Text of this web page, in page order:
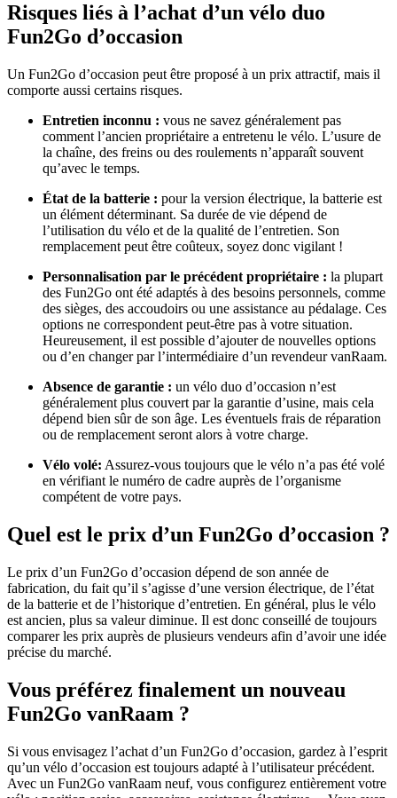
Risques liés à l’achat d’un vélo duo
Fun2Go d’occasion
Un Fun2Go d’occasion peut être proposé à un prix attractif, mais il
comporte aussi certains risques.
Entretien inconnu : vous ne savez généralement pas
comment l’ancien propriétaire a entretenu le vélo. L’usure de
la chaîne, des freins ou des roulements n’apparaît souvent
qu’avec le temps.
État de la batterie : pour la version électrique, la batterie est
un élément déterminant. Sa durée de vie dépend de
l’utilisation du vélo et de la qualité de l’entretien. Son
remplacement peut être coûteux, soyez donc vigilant !
Personnalisation par le précédent propriétaire : la plupart
des Fun2Go ont été adaptés à des besoins personnels, comme
des sièges, des accoudoirs ou une assistance au pédalage. Ces
options ne correspondent peut-être pas à votre situation.
Heureusement, il est possible d’ajouter de nouvelles options
ou d’en changer par l’intermédiaire d’un revendeur vanRaam.
Absence de garantie : un vélo duo d’occasion n’est
généralement plus couvert par la garantie d’usine, mais cela
dépend bien sûr de son âge. Les éventuels frais de réparation
ou de remplacement seront alors à votre charge.
Vélo volé: Assurez-vous toujours que le vélo n’a pas été volé
en vérifiant le numéro de cadre auprès de l’organisme
compétent de votre pays.
Quel est le prix d’un Fun2Go d’occasion ?
Le prix d’un Fun2Go d’occasion dépend de son année de
fabrication, du fait qu’il s’agisse d’une version électrique, de l’état
de la batterie et de l’historique d’entretien. En général, plus le vélo
est ancien, plus sa valeur diminue. Il est donc conseillé de toujours
comparer les prix auprès de plusieurs vendeurs afin d’avoir une idée
précise du marché.
Vous préférez finalement un nouveau
Fun2Go vanRaam ?
Si vous envisagez l’achat d’un Fun2Go d’occasion, gardez à l’esprit
qu’un vélo d’occasion est toujours adapté à l’utilisateur précédent.
Avec un Fun2Go vanRaam neuf, vous configurez entièrement votre